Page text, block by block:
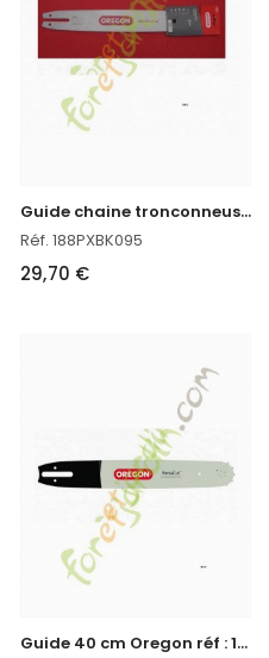
G
uide chaine tronconneuse 45 cm Oregon 188PXBK095
Réf. 188PXBK095
29,70 €
G
uide 40 cm Oregon réf : 168VXLGK095 en stock